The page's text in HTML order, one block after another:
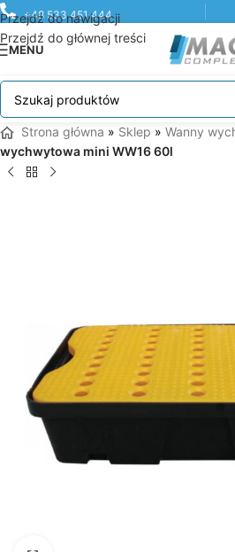
Przejdź do nawigacji
Przejdź do głównej treści
+48 533 451 444
MENU
Strona główna » Sklep » Wanny
wychwytowa mini WW16 60l